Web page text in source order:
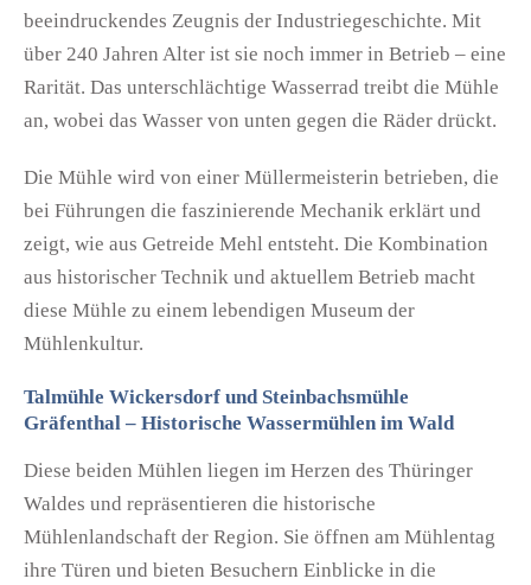
beeindruckendes Zeugnis der Industriegeschichte. Mit
über 240 Jahren Alter ist sie noch immer in Betrieb – eine
Rarität. Das unterschlächtige Wasserrad treibt die Mühle
an, wobei das Wasser von unten gegen die Räder drückt.
Die Mühle wird von einer Müllermeisterin betrieben, die
bei Führungen die faszinierende Mechanik erklärt und
zeigt, wie aus Getreide Mehl entsteht. Die Kombination
aus historischer Technik und aktuellem Betrieb macht
diese Mühle zu einem lebendigen Museum der
Mühlenkultur.
Talmühle Wickersdorf und Steinbachsmühle
Gräfenthal – Historische Wassermühlen im Wald
Diese beiden Mühlen liegen im Herzen des Thüringer
Waldes und repräsentieren die historische
Mühlenlandschaft der Region. Sie öffnen am Mühlentag
ihre Türen und bieten Besuchern Einblicke in die